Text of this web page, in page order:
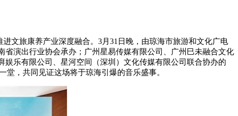
文旅康养产业深度融合。3月31日晚，由琼海市旅游和文化广电
演出行业协会承办；广州星易传媒有限公司、广州巳未融合文化
乐有限公司、星河空间（深圳）文化传媒有限公司联合协办的
堂，共同见证这场将于琼海引爆的音乐盛事。